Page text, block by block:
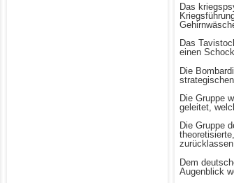
Das
Das
einen
Die
Die Gruppe
geleitet,
Die Gruppe
Dem
Augenblick